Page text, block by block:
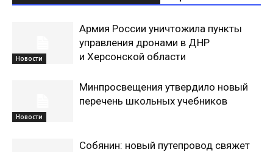
Новости
Армия России уничтожила пункты
управления дронами в ДНР
и Херсонской области
Новости
Минпросвещения утвердило новый
перечень школьных учебников
Собянин: новый путепровод свяжет